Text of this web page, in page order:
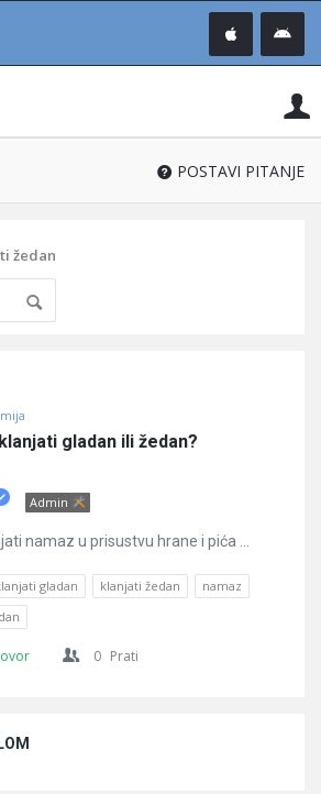
®
POSTAVI PITANJE
žedan
gladan ili žedan?
Admin
namaz u prisustvu hrane i pića ...
gladan klanjati žedan
namaz
0 Prati